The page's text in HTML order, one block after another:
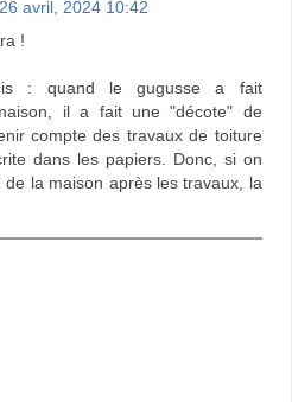
26 avril, 2024 10:42
!
: quand le gugusse a fait
il a fait une "décote" de
compte des travaux de toiture
dans les papiers. Donc, si on
de la maison après les travaux, la